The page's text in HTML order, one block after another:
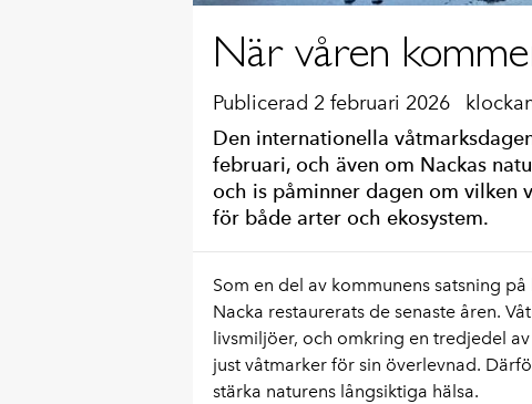
När våren
Publicerad 2 februari 2026
Den internationella
februari, och även om Nackas
och is påminner dagen om vilken
för både arter och ekosystem.
Som en del av kommunens satsning
Nacka restaurerats de senaste åren.
livsmiljöer, och omkring en tredjedel
just våtmarker för sin överlevnad.
stärka naturens långsiktiga hälsa.